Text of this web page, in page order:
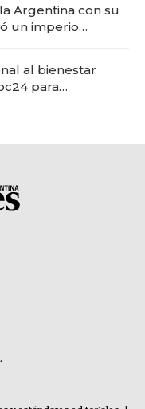
Argentina con su
un imperio
al bienestar
para